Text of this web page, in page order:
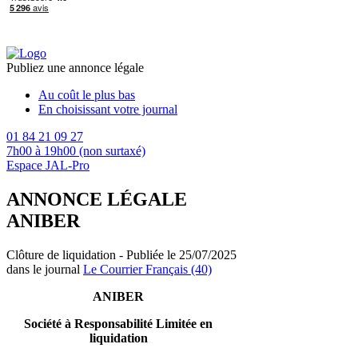
Publiez une annonce légale
Au coût le plus bas
En choisissant votre journal
01 84 21 09 27
7h00 à 19h00 (non surtaxé)
Espace JAL-Pro
ANNONCE LÉGALE
ANIBER
Clôture de liquidation - Publiée le 25/07/2025
dans le journal Le Courrier Français (40)
ANIBER
Société à Responsabilité Limitée en
liquidation